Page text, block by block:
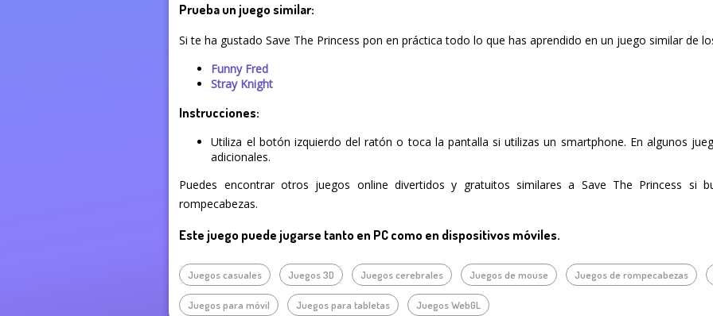
Prueba un juego similar:
Si te ha gustado Save The Princess pon en práctica todo lo que has aprendido en un juego similar de
Funny Fred
Stray Knight
Instrucciones:
Utiliza el botón izquierdo del ratón o toca la pantalla si utilizas un smartphone. En algunos
adicionales.
Puedes encontrar otros juegos online divertidos y gratuitos similares a Save The Princess si
rompecabezas.
Este juego puede jugarse tanto en PC como en dispositivos móviles.
Juegos casuales Juegos 3D Juegos cerebrales Juegos de mouse Juegos de rompecabezas
Juegos para móvil Juegos para tabletas Juegos WebGL